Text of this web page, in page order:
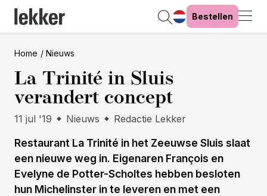
Bestellen
Home Nieuws
La Trinité in Sluis
verandert concept
11 jul '19 Nieuws Redactie Lekker
Restaurant La Trinité in het Zeeuwse Sluis slaat
een nieuwe weg in. Eigenaren François en
Evelyne de Potter-Scholtes hebben besloten
hun Michelinster in te leveren en met een